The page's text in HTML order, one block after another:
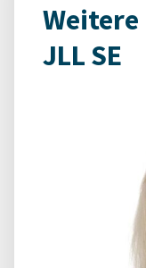
Weitere
JLL SE